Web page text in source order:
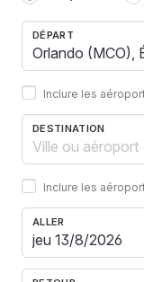
DÉPART
Inclure les
DESTINATION
Inclure les
ALLER